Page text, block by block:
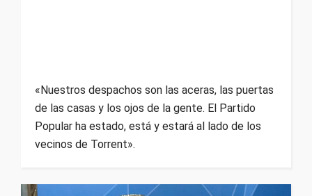
«Nuestros despachos son las aceras, las puertas
de las casas y los ojos de la gente. El Partido
Popular ha estado, está y estará al lado de los
vecinos de Torrent».